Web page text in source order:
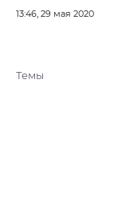
13:46, 29 мая 2020
Темы